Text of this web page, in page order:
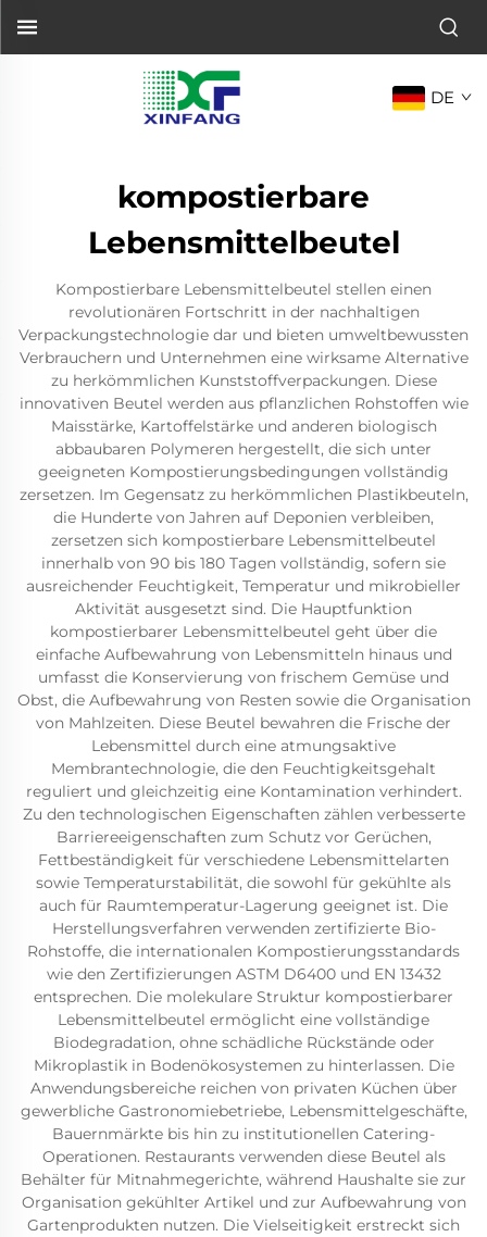
DE
kompostierbare
Lebensmittelbeutel
Kompostierbare Lebensmittelbeutel stellen einen
revolutionären Fortschritt in der nachhaltigen
Verpackungstechnologie dar und bieten umweltbewussten
Verbrauchern und Unternehmen eine wirksame Alternative
zu herkömmlichen Kunststoffverpackungen. Diese
innovativen Beutel werden aus pflanzlichen Rohstoffen wie
Maisstärke, Kartoffelstärke und anderen biologisch
abbaubaren Polymeren hergestellt, die sich unter
geeigneten Kompostierungsbedingungen vollständig
zersetzen. Im Gegensatz zu herkömmlichen Plastikbeuteln,
die Hunderte von Jahren auf Deponien verbleiben,
zersetzen sich kompostierbare Lebensmittelbeutel
innerhalb von 90 bis 180 Tagen vollständig, sofern sie
ausreichender Feuchtigkeit, Temperatur und mikrobieller
Aktivität ausgesetzt sind. Die Hauptfunktion
kompostierbarer Lebensmittelbeutel geht über die
einfache Aufbewahrung von Lebensmitteln hinaus und
umfasst die Konservierung von frischem Gemüse und
Obst, die Aufbewahrung von Resten sowie die Organisation
von Mahlzeiten. Diese Beutel bewahren die Frische der
Lebensmittel durch eine atmungsaktive
Membrantechnologie, die den Feuchtigkeitsgehalt
reguliert und gleichzeitig eine Kontamination verhindert.
Zu den technologischen Eigenschaften zählen verbesserte
Barriereeigenschaften zum Schutz vor Gerüchen,
Fettbeständigkeit für verschiedene Lebensmittelarten
sowie Temperaturstabilität, die sowohl für gekühlte als
auch für Raumtemperatur-Lagerung geeignet ist. Die
Herstellungsverfahren verwenden zertifizierte Bio-
Rohstoffe, die internationalen Kompostierungsstandards
wie den Zertifizierungen ASTM D6400 und EN 13432
entsprechen. Die molekulare Struktur kompostierbarer
Lebensmittelbeutel ermöglicht eine vollständige
Biodegradation, ohne schädliche Rückstände oder
Mikroplastik in Bodenökosystemen zu hinterlassen. Die
Anwendungsbereiche reichen von privaten Küchen über
gewerbliche Gastronomiebetriebe, Lebensmittelgeschäfte,
Bauernmärkte bis hin zu institutionellen Catering-
Operationen. Restaurants verwenden diese Beutel als
Behälter für Mitnahmegerichte, während Haushalte sie zur
Organisation gekühlter Artikel und zur Aufbewahrung von
Gartenprodukten nutzen. Die Vielseitigkeit erstreckt sich